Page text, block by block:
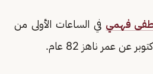
فهمي في الساعات الأولى من